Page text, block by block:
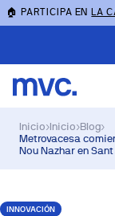
🏠 PARTICIPA ENLA
Inicio›Inicio›Blog›
Metrovacesa
Nou Nazhar en
INNOVACIÓN